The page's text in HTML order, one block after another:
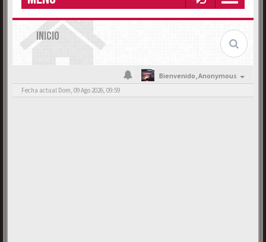
INICIO
Bienvenido,Anonymous
Fecha actual Dom, 09 Ago 2026, 09:59